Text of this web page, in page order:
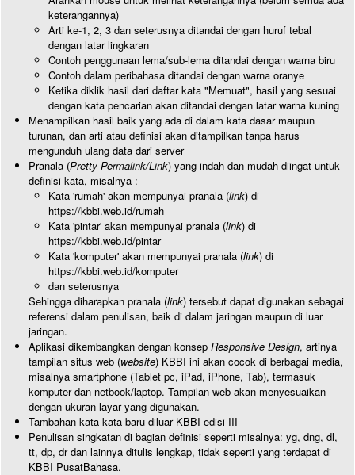
keterangannya)
Arti ke-1, 2, 3 dan seterusnya ditandai dengan huruf tebal
dengan latar lingkaran
Contoh penggunaan lema/sub-lema ditandai dengan warna biru
Contoh dalam peribahasa ditandai dengan warna oranye
Ketika diklik hasil dari daftar kata "Memuat", hasil yang sesuai
dengan kata pencarian akan ditandai dengan latar warna kuning
Menampilkan hasil baik yang ada di dalam kata dasar maupun
turunan, dan arti atau definisi akan ditampilkan tanpa harus
mengunduh ulang data dari server
Pranala (Pretty Permalink/Link) yang indah dan mudah diingat untuk
definisi kata, misalnya :
Kata 'rumah' akan mempunyai pranala (link) di
https://kbbi.web.id/rumah
Kata 'pintar' akan mempunyai pranala (link) di
https://kbbi.web.id/pintar
Kata 'komputer' akan mempunyai pranala (link) di
https://kbbi.web.id/komputer
dan seterusnya
Sehingga diharapkan pranala (link) tersebut dapat digunakan sebagai
referensi dalam penulisan, baik di dalam jaringan maupun di luar
jaringan.
Aplikasi dikembangkan dengan konsep Responsive Design, artinya
tampilan situs web (website) KBBI ini akan cocok di berbagai media,
misalnya smartphone (Tablet pc, iPad, iPhone, Tab), termasuk
komputer dan netbook/laptop. Tampilan web akan menyesuaikan
dengan ukuran layar yang digunakan.
Tambahan kata-kata baru diluar KBBI edisi III
Penulisan singkatan di bagian definisi seperti misalnya: yg, dng, dl,
tt, dp, dr dan lainnya ditulis lengkap, tidak seperti yang terdapat di
KBBI PusatBahasa.